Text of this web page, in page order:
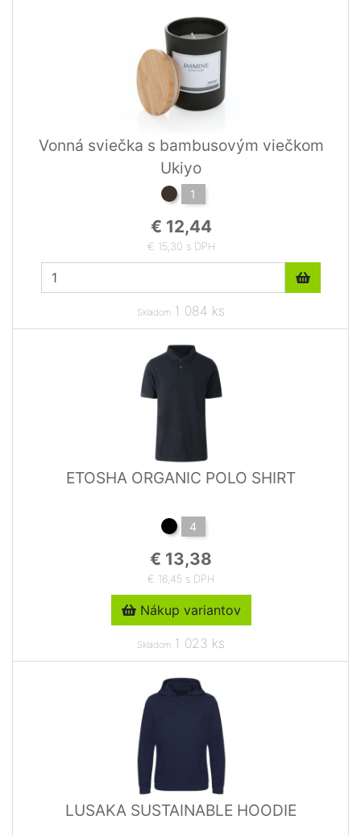
Vonná sviečka s bambusovým viečkom
Ukiyo
1
€ 12,44
€ 15,30 s DPH
Skladom 1 084 ks
ETOSHA ORGANIC POLO SHIRT
4
€ 13,38
€ 16,45 s DPH
Nákup variantov
Skladom 1 023 ks
LUSAKA SUSTAINABLE HOODIE